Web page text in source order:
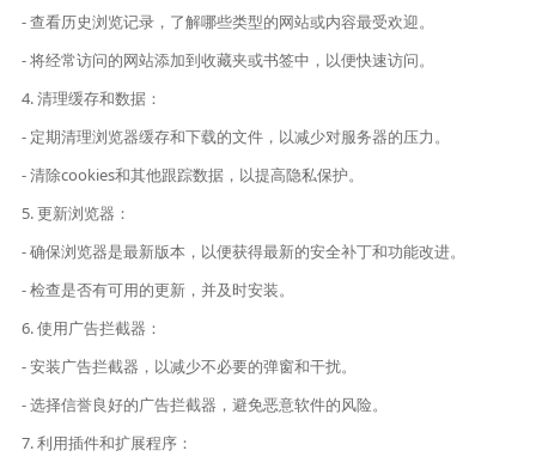
- 查看历史浏览记录，了解哪些类型的网站或内容最受欢迎。
- 将经常访问的网站添加到收藏夹或书签中，以便快速访问。
4. 清理缓存和数据：
- 定期清理浏览器缓存和下载的文件，以减少对服务器的压力。
- 清除cookies和其他跟踪数据，以提高隐私保护。
5. 更新浏览器：
- 确保浏览器是最新版本，以便获得最新的安全补丁和功能改进。
- 检查是否有可用的更新，并及时安装。
6. 使用广告拦截器：
- 安装广告拦截器，以减少不必要的弹窗和干扰。
- 选择信誉良好的广告拦截器，避免恶意软件的风险。
7. 利用插件和扩展程序：